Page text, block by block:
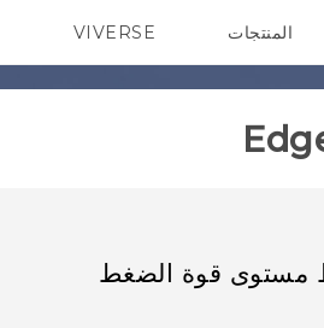
المنتجات
VIVE
G REIGNS
VIVERSE
مستوى قوة الضغط